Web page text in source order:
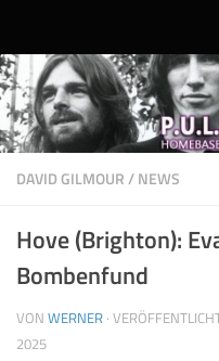
DAVID GILMOUR/NEWS
Hove (Brighton):
Bombenfund
VON WERNER ·
2025